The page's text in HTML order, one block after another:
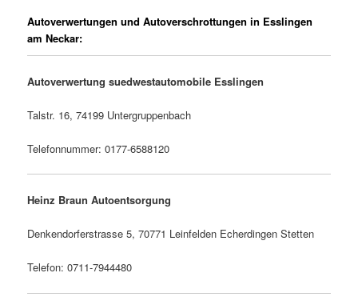
Autoverwertungen und Autoverschrottungen in Esslingen
am Neckar:
Autoverwertung suedwestautomobile Esslingen
Talstr. 16, 74199 Untergruppenbach
Telefonnummer: 0177-6588120
Heinz Braun Autoentsorgung
Denkendorferstrasse 5, 70771 Leinfelden Echerdingen Stetten
Telefon: 0711-7944480